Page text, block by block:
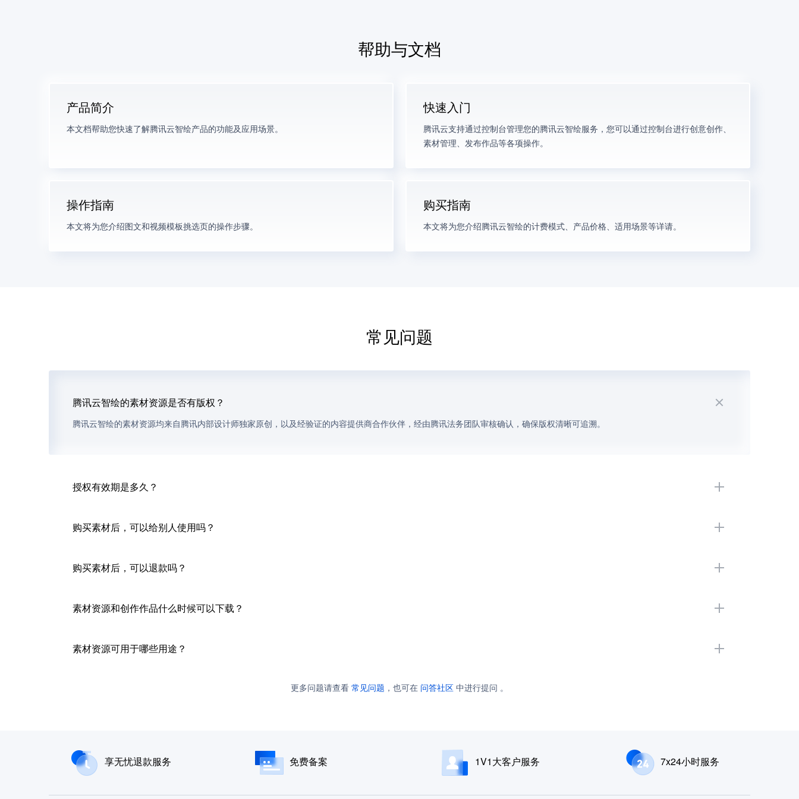
帮助与文档
产品简介
本文档帮助您快速了解腾讯云智绘产品的功能及应用场景。
快速入门
腾讯云支持通过控制台管理您的腾讯云智绘服务，您可以通过控制台进行创意创作、
素材管理、发布作品等各项操作。
操作指南
本文将为您介绍图文和视频模板挑选页的操作步骤。
购买指南
本文将为您介绍腾讯云智绘的计费模式、产品价格、适用场景等详请。
常见问题
腾讯云智绘的素材资源是否有版权？
腾讯云智绘的素材资源均来自腾讯内部设计师独家原创，以及经验证的内容提供商合作伙伴，经由腾讯法务团队审核确认，确保版权清晰可追溯。
授权有效期是多久？
购买素材后，可以给别人使用吗？
购买素材后，可以退款吗？
素材资源和创作作品什么时候可以下载？
素材资源可用于哪些用途？
更多问题请查看常见问题 ，也可在 问答社区中进行提问 。
享无忧退款服务 免费备案 1V1大客户服务 7x24小时服务